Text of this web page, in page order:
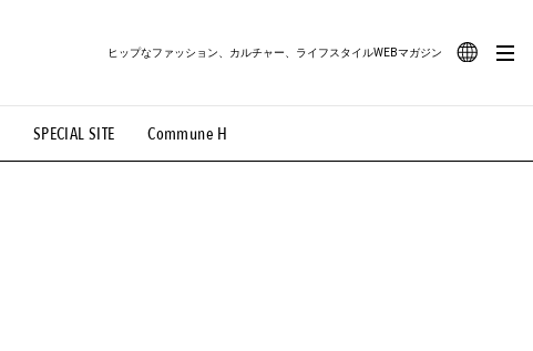
SPECIAL SITE Commune H
ヒップなファッション、カルチャー、ライフスタイルWEBマガジン
#路地裏てぃーん。 #MONTHLY JOURNAL
#MOVIE #LIFESTYLE #SNEAKER #OUTDOOR